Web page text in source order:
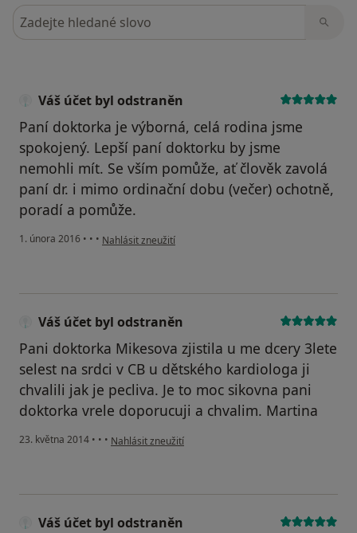
Hledejte v názorech
Váš účet byl odstraněn
Paní doktorka je výborná, celá rodina jsme
spokojený. Lepší paní doktorku by jsme
nemohli mít. Se vším pomůže, ať člověk zavolá
paní dr. i mimo ordinační dobu (večer) ochotně,
poradí a pomůže.
1. února 2016 • • • podle názoru uživatele Váš účet byl odstraněn
Nahlásit zneužití
Váš účet byl odstraněn
Pani doktorka Mikesova zjistila u me dcery 3lete
selest na srdci v CB u dětského kardiologa ji
chvalili jak je pecliva. Je to moc sikovna pani
doktorka vrele doporucuji a chvalim. Martina
23. května 2014 • • • podle názoru uživatele Váš účet byl odstraněn
Nahlásit zneužití
Váš účet byl odstraněn